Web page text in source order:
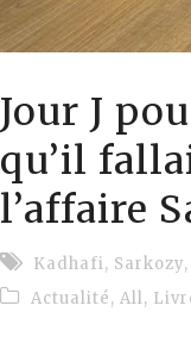
Jour J
qu’il
l’affaire
Kadhafi, Sarkozy,
Actualité, All,